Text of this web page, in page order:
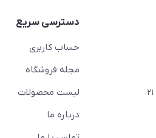
دسترسی سریع
حساب کاربری
مجله فروشگاه
لیست محصولات
درباره ما